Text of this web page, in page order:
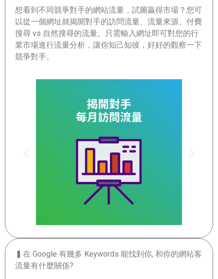
想看到不同競爭對手的網站流量，試圖贏得市場？您可
以從一個網址就揭開對手的訪問流量、流量來源、付費
搜尋 vs 自然搜尋的流量。只需輸入網址即可對您的行
業市場進行流量分析，讓你知己知彼，好好的觀察一下
競爭對手。
▍在 Google 有幾多 Keywords 能找到你, 和你的網站客
流量有什麼關係?